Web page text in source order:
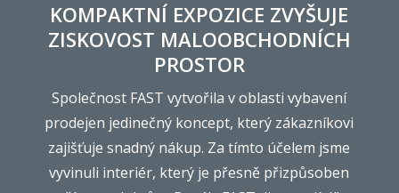
KOMPAKTNÍ EXPOZICE ZVYŠUJE
ZISKOVOST MALOOBCHODNÍCH
PROSTOR
Společnost FAST vytvořila v oblasti vybavení
prodejen jedinečný koncept, který zákazníkovi
zajišťuje snadný nákup. Za tímto účelem jsme
vyvinuli interiér, který je přesně přizpůsoben